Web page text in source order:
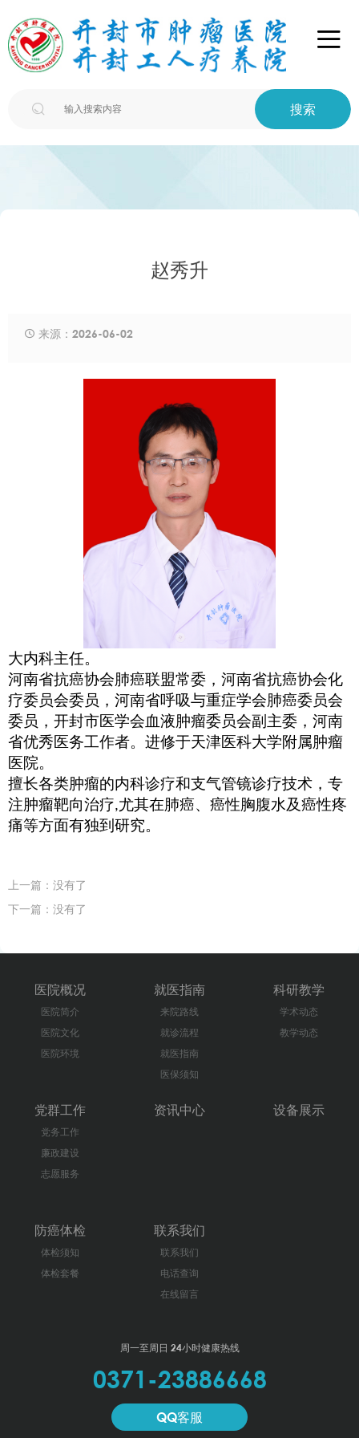

 搜索
赵秀升
 来源：2026-06-02
大内科主任。
河南省抗癌协会肺癌联盟常委，河南省抗癌协会化
疗委员会委员，河南省呼吸与重症学会肺癌委员会
委员，开封市医学会血液肿瘤委员会副主委，河南
省优秀医务工作者。进修于天津医科大学附属肿瘤
医院。
擅长各类肿瘤的内科诊疗和支气管镜诊疗技术，专
注肿瘤靶向治疗,尤其在肺癌、癌性胸腹水及癌性疼
痛等方面有独到研究。
上一篇：没有了
下一篇：没有了
医院概况
医院简介
医院文化
医院环境
就医指南
来院路线
就诊流程
就医指南
医保须知
科研教学
学术动态
教学动态
党群工作
党务工作
廉政建设
志愿服务
资讯中心 设备展示
防癌体检
体检须知
体检套餐
联系我们
联系我们
电话查询
在线留言
周一至周日 24小时健康热线
0371-23886668
QQ客服